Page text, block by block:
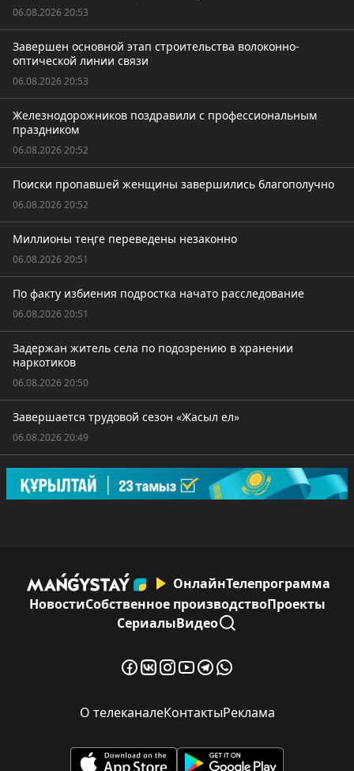
06.08.2026 20:53
Завершен основной этап строительства волоконно-
оптической линии связи
06.08.2026 20:53
Железнодорожников поздравили с профессиональным
праздником
06.08.2026 20:52
Поиски пропавшей женщины завершились благополучно
06.08.2026 20:52
Миллионы теңге переведены незаконно
06.08.2026 20:51
По факту избиения подростка начато расследование
06.08.2026 20:51
Задержан житель села по подозрению в хранении
наркотиков
06.08.2026 20:50
Завершается трудовой сезон «Жасыл ел»
06.08.2026 20:49
ОнлайнТелепрограмма
НовостиСобственное производствоПроекты
СериалыВидео
О телеканалеКонтактыРеклама